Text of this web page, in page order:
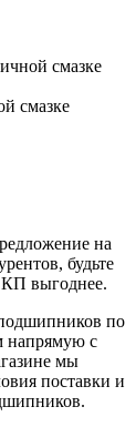
смазке
смазке
на
будьте
выгоднее.
по
напрямую с
мы
поставки и